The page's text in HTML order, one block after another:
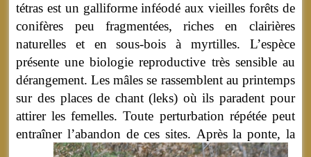
tétras est un galliforme inféodé aux vieilles forêts de
conifères peu fragmentées, riches en clairières
naturelles et en sous-bois à myrtilles. L’espèce
présente une biologie reproductive très sensible au
dérangement. Les mâles se rassemblent au printemps
sur des places de chant (leks) où ils paradent pour
attirer les femelles. Toute perturbation répétée peut
entraîner l’abandon de ces sites. Après la ponte, la